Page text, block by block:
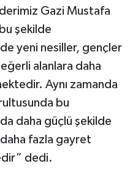
Gazi Mustafa
şekilde
yeni nesiller, gençler
alanlara daha
Aynı zamanda
bu
daha güçlü şekilde
daha fazla gayret
dedi.